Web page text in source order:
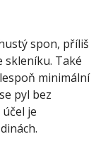
spon, příliš
skleníku. Také
minimální
pyl bez
je